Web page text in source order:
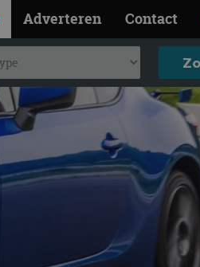
Adverteren Contact